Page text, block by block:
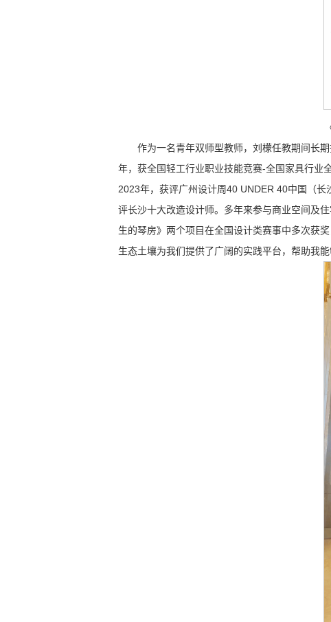
作为一名青年双师型教师，刘檬任教期间长
年，获全国轻工行业职业技能竞赛-全国家具行业
2023年，获评广州设计周40 UNDER 40中国（
评长沙十大改造设计师。多年来参与商业空间及
生的琴房》两个项目在全国设计类赛事中多次获
生态土壤为我们提供了广阔的实践平台，帮助我